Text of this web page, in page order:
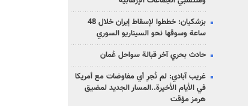
بزشكيان: خططوا لإسقاط إيران خلال 48
ساعة وسوقها نحو السيناريو السوري
حادث بحري آخر قبالة سواحل عُمان
غريب آبادي: لم نُجرِ أي مفاوضات مع أمريكا
في الأيام الأخيرة..المسار الجديد لمضيق
هرمز مؤقت